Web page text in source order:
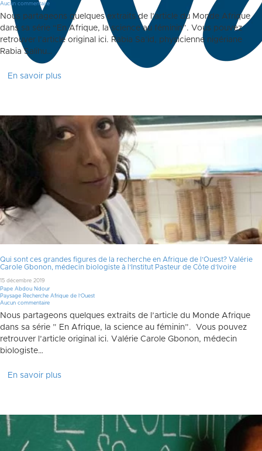
Aucun commentaire
Nous partageons quelques extraits de l’article du Monde Afrique
dans sa série “En Afrique, la science au féminin”. Vous pouvez
retrouver l’article original ici. Rabia Sa’id, physicienne nigériane
Rabia Salihu…
En savoir plus
Qui sont ces grandes figures de la recherche en Afrique de l’Ouest? Valérie
Carole Gbonon, médecin biologiste à l’Institut Pasteur de Côte d’Ivoire
15 décembre 2019
Pape Abdou Ndour
Paysage Recherche Afrique de l'Ouest
Aucun commentaire
Nous partageons quelques extraits de l’article du Monde Afrique
dans sa série ” En Afrique, la science au féminin”. Vous pouvez
retrouver l’article original ici. Valérie Carole Gbonon, médecin
biologiste…
En savoir plus